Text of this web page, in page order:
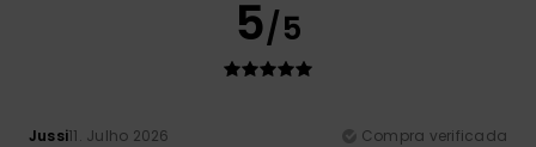
5/5
Jussi11. Julho 2026
Compra verificada